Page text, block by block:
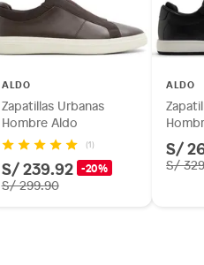
ALDO
Zapatillas Urbanas
Hombre Aldo
(1)
S/ 239.92 -20%
S/ 299.90
ALDO
S/
S/